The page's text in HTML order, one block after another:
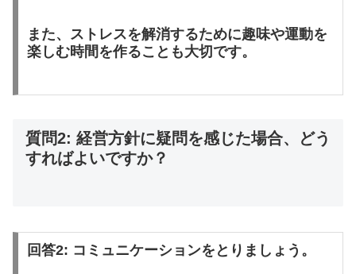
また、ストレスを解消するために趣味や運動を
楽しむ時間を作ることも大切です。
質問2: 経営方針に疑問を感じた場合、どう
すればよいですか？
回答2: コミュニケーションをとりましょう。